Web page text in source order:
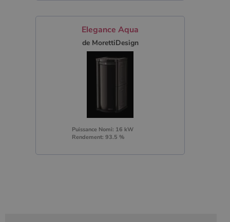
Elegance Aqua
de MorettiDesign
Puissance Nomi: 16 kW
Rendement: 93.5 %